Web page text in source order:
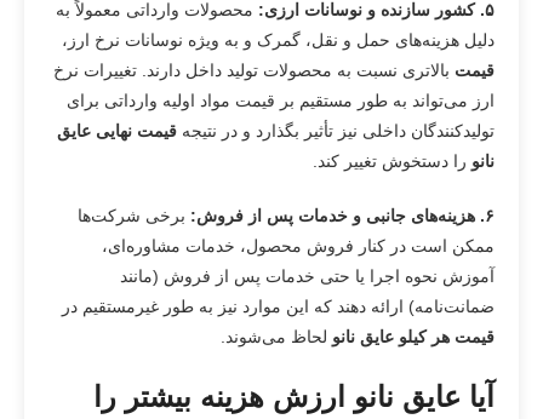
۵.کشور سازنده و نوسانات ارزی: محصولات وارداتی معمولاً به
دلیل هزینه‌های حمل و نقل، گمرک و به ویژه نوسانات نرخ ارز،
قیمت بالاتری نسبت به محصولات تولید داخل دارند. تغییرات نرخ
ارز می‌تواند به طور مستقیم بر قیمت مواد اولیه وارداتی برای
تولیدکنندگان داخلی نیز تأثیر بگذارد و در نتیجه قیمت نهایی عایق
نانو را دستخوش تغییر کند.
۶. هزینه‌های جانبی و خدمات پس از فروش: برخی شرکت‌ها
ممکن است در کنار فروش محصول، خدمات مشاوره‌ای،
آموزش نحوه اجرا یا حتی خدمات پس از فروش (مانند
ضمانت‌نامه) ارائه دهند که این موارد نیز به طور غیرمستقیم در
قیمت هر کیلو عایق نانو لحاظ می‌شوند.
آیا عایق نانو ارزش هزینه بیشتر را